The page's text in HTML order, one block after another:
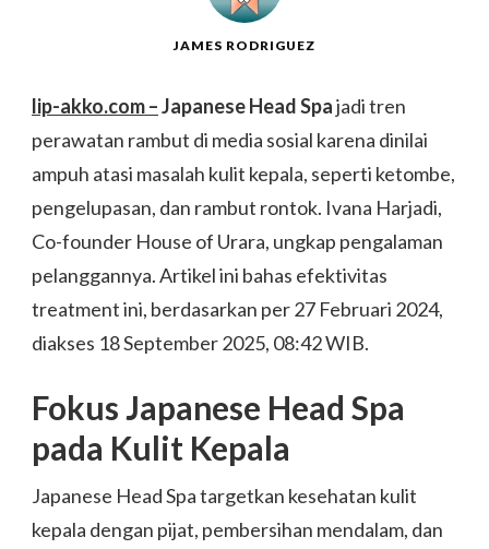
JAMES RODRIGUEZ
lip-akko.com –Japanese Head Spajadi tren
perawatan rambut di media sosial karena dinilai
ampuh atasi masalah kulit kepala, seperti ketombe,
pengelupasan, dan rambut rontok. Ivana Harjadi,
Co-founder House of Urara, ungkap pengalaman
pelanggannya. Artikel ini bahas efektivitas
treatment ini, berdasarkan per 27 Februari 2024,
diakses 18 September 2025, 08:42 WIB.
Fokus Japanese Head Spa
pada Kulit Kepala
Japanese Head Spa targetkan kesehatan kulit
kepala dengan pijat, pembersihan mendalam, dan